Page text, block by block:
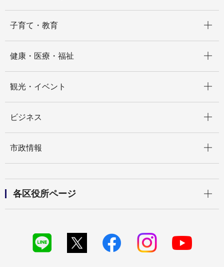
子育て・教育
健康・医療・福祉
観光・イベント
ビジネス
市政情報
各区役所ページ